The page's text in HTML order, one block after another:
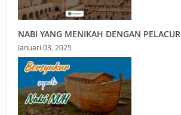
NABI YANG MENIKAH DENGAN PELACUR
Januari 03, 2025